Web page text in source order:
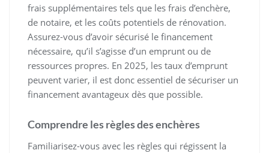
frais supplémentaires tels que les frais d’enchère,
de notaire, et les coûts potentiels de rénovation.
Assurez-vous d’avoir sécurisé le financement
nécessaire, qu’il s’agisse d’un emprunt ou de
ressources propres. En 2025, les taux d’emprunt
peuvent varier, il est donc essentiel de sécuriser un
financement avantageux dès que possible.
Comprendre les règles des enchères
Familiarisez-vous avec les règles qui régissent la